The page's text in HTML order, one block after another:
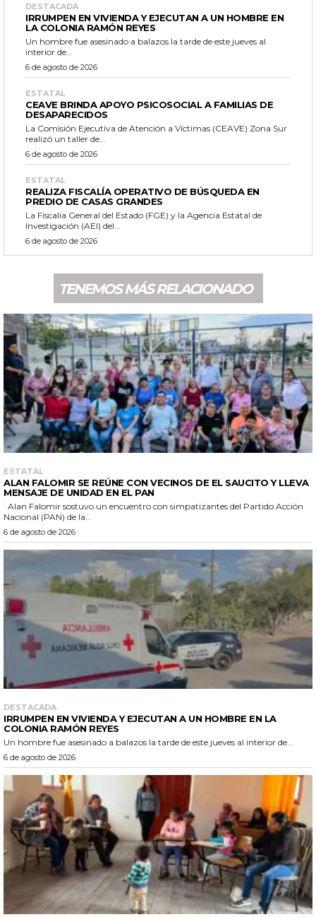
DESTACADA
IRRUMPEN EN VIVIENDA Y EJECUTAN A UN HOMBRE EN
LA COLONIA RAMÓN REYES
Un hombre fue asesinado a balazos la tarde de este jueves al
interior de...
6 de agosto de 2026
ESTATAL
CEAVE BRINDA APOYO PSICOSOCIAL A FAMILIAS DE
DESAPARECIDOS
La Comisión Ejecutiva de Atención a Víctimas (CEAVE) Zona Sur
realizó un taller de...
6 de agosto de 2026
ESTATAL
REALIZA FISCALÍA OPERATIVO DE BÚSQUEDA EN
PREDIO DE CASAS GRANDES
La Fiscalía General del Estado (FGE) y la Agencia Estatal de
Investigación (AEI) del...
6 de agosto de 2026
TENEMOS MÁS RELACIONADO
ESTATAL
ALAN FALOMIR SE REÚNE CON VECINOS DE EL SAUCITO Y LLEVA
MENSAJE DE UNIDAD EN EL PAN
Nacional (PAN) de la...
6 de agosto de 2026
DESTACADA
IRRUMPEN EN VIVIENDA Y EJECUTAN A UN HOMBRE EN LA
COLONIA RAMÓN REYES
Un hombre fue asesinado a balazos la tarde de este jueves al interior de...
6 de agosto de 2026